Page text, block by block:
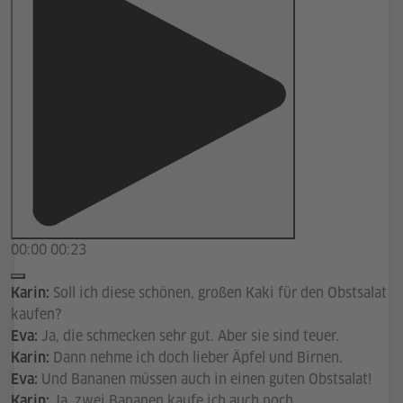
00:00 00:23
Karin: Soll ich diese schönen, großen Kaki für den Obstsalat
kaufen?
Eva: Ja, die schmecken sehr gut. Aber sie sind teuer.
Karin: Dann nehme ich doch lieber Äpfel und Birnen.
Eva: Und Bananen müssen auch in einen guten Obstsalat!